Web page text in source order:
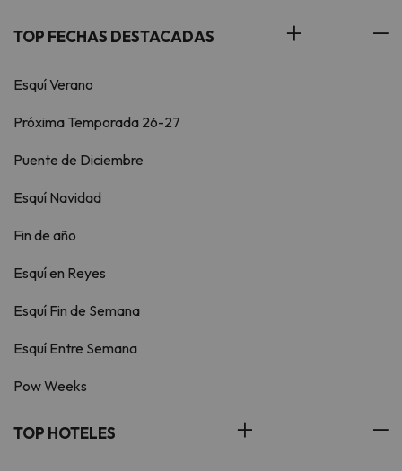
TOP FECHAS DESTACADAS
Esquí Verano
Próxima Temporada 26-27
Puente de Diciembre
Esquí Navidad
Fin de año
Esquí en Reyes
Esquí Fin de Semana
Esquí Entre Semana
Pow Weeks
TOP HOTELES